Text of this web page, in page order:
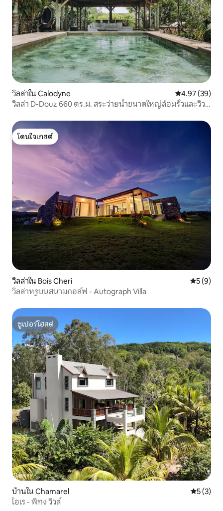
วิลล่าใน Calodyne คะแนนเฉลี่ย
4.97 (39)
วิลล่า D-Douz 660 ตร.ม. สระว่ายน้ำขนาดใหญ่ล้อมรั้วและวิว
โดนใจเกสต์
โดนใจเกสต์
วิลล่าใน Bois Cheri คะแนนเฉ
5 (9)
วิลล่าหรูบนสนามกอล์ฟ - Autograph Villa
ซูเปอร์โฮสต์
ซูเปอร์โฮสต์
บ้านใน Chamarel คะแนนเฉ
5 (3)
โอเร - พิทง วิวส์